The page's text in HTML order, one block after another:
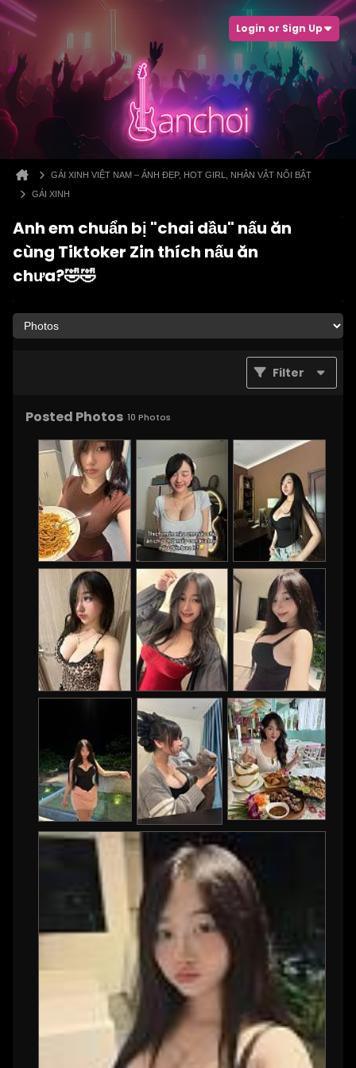
Login or Sign Up
GÁI XINH VIỆT NAM – ẢNH ĐẸP, HOT GIRL, NHÂN VẬT NỔI BẬT
GÁI XINH
Anh em chuẩn bị "chai dầu" nấu ăn
cùng Tiktoker Zin thích nấu ăn
chưa?🤣🤣
Filter
Posted Photos 10 Photos